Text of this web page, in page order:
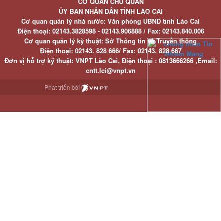
ỦY BAN NHÂN DÂN TỈNH LÀO CAI
Cơ quan quản lý nhà nước: Văn phòng UBND tỉnh Lào Cai
Điện thoại:02143.3828598 - 02143.906888 / Fax:02143.840.006
Cơ quan quản lý kỹ thuật: Sở Thông tin và Truyền thông
Điện thoại:02143. 828 666/ Fax:02143. 828 667
Đơn vị hỗ trợ kỹ thuật: VNPT Lào Cai, Điện thoại : 0813666266 ,Email:
cntt.lci@vnpt.vn
Phát triển bởi